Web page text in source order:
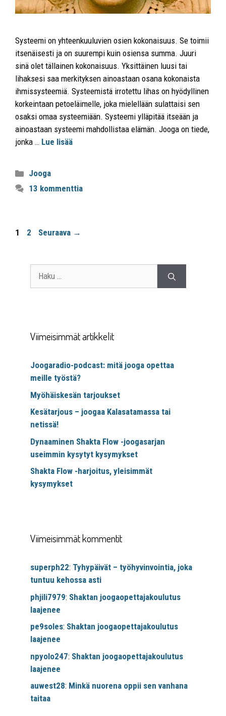
Systeemi on yhteenkuuluvien osien kokonaisuus. Se toimii
itsenäisesti ja on suurempi kuin osiensa summa. Juuri
sinä olet tällainen kokonaisuus. Yksittäinen luusi tai
lihaksesi saa merkityksen ainoastaan osana kokonaista
ihmissysteemiä. Systeemistä irrotettu lihas on hyödyllinen
korkeintaan petoeläimelle, joka mielellään sulattaisi sen
osaksi omaa systeemiään. Systeemi ylläpitää itseään ja
ainoastaan systeemi mahdollistaa elämän. Jooga on tiede,
jonka … Lue lisää
Jooga
13 kommenttia
1 2 Seuraava →
Viimeisimmät artikkelit
Joogaradio-podcast: mitä jooga opettaa
meille työstä?
Myöhäiskesän tarjoukset
Kesätarjous – joogaa Kalasatamassa tai
netissä!
Dynaaminen Shakta Flow -joogasarjan
useimmin kysytyt kysymykset
Shakta Flow -harjoitus, yleisimmät
kysymykset
Viimeisimmät kommentit
superph22: Tyhypäivät – työhyvinvointia, joka
tuntuu kehossa asti
phjili7979: Shaktan joogaopettajakoulutus
laajenee
pe9soles: Shaktan joogaopettajakoulutus
laajenee
npyolo247: Shaktan joogaopettajakoulutus
laajenee
auwest28: Minkä nuorena oppii sen vanhana
taitaa